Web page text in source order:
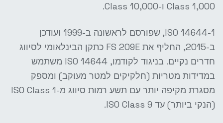
Class 1,000 ו-Class 10,000.
ISO 14644-1, שפורסם לראשונה ב-1999 ועודכן
ב-2015, החליף את FS 209E כתקן הבינלאומי לסיווג
חדרים נקיים. בניגוד לקודמו, ISO 14644 משתמש
במדידות מטריות (חלקיקים למטר מעוקב) ומספק
מסגרת מקיפה יותר עם תשע רמות סיווג מ-ISO Class 1
(הנקי ביותר) עד ISO Class 9.